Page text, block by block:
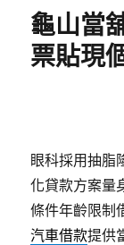
龜山當
票貼現
眼科採用抽脂
化貸款方案量
條件年齡限制
汽車借款提供